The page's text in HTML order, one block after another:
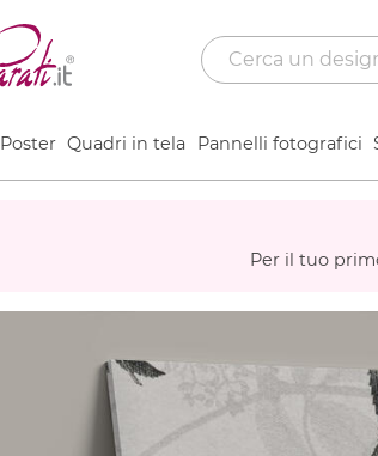
Poster Quadri in tela Pannelli fotografici
Per il tuo